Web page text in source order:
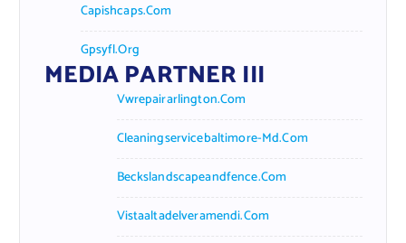
Capishcaps.com
Gpsyfl.org
MEDIA PARTNER III
Vwrepairarlington.com
Cleaningservicebaltimore-Md.com
Beckslandscapeandfence.com
Vistaaltadelveramendi.com